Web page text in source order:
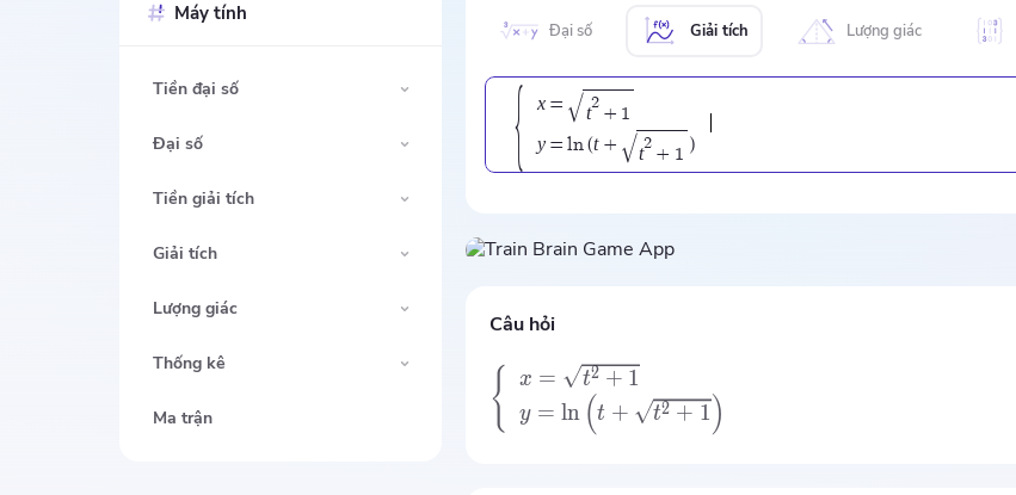
Máy tính
Tiền đại số
Đại số
Tiền giải tích
Giải tích
Lượng giác
Thống kê
Ma trận
Đại số Giải tích Lượng giác
{ x = √t
2
+ 1
y = ln (t + √t
2
+ 1
)
Câu hỏi
{ x = t2 + 1
y = ln (t + t2 + 1)